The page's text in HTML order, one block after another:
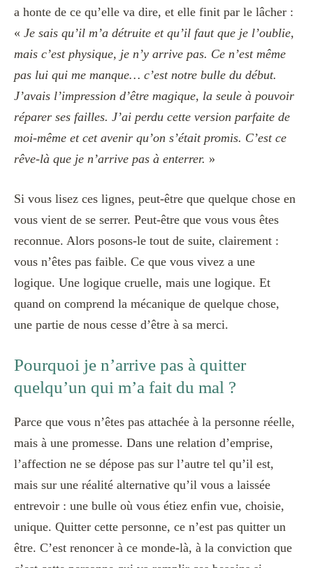
a honte de ce qu’elle va dire, et elle finit par le lâcher :
« Je sais qu’il m’a détruite et qu’il faut que je l’oublie,
mais c’est physique, je n’y arrive pas. Ce n’est même
pas lui qui me manque… c’est notre bulle du début.
J’avais l’impression d’être magique, la seule à pouvoir
réparer ses failles. J’ai perdu cette version parfaite de
moi-même et cet avenir qu’on s’était promis. C’est ce
rêve-là que je n’arrive pas à enterrer. »
Si vous lisez ces lignes, peut-être que quelque chose en
vous vient de se serrer. Peut-être que vous vous êtes
reconnue. Alors posons-le tout de suite, clairement :
vous n’êtes pas faible. Ce que vous vivez a une
logique. Une logique cruelle, mais une logique. Et
quand on comprend la mécanique de quelque chose,
une partie de nous cesse d’être à sa merci.
Pourquoi je n’arrive pas à quitter
quelqu’un qui m’a fait du mal ?
Parce que vous n’êtes pas attachée à la personne réelle,
mais à une promesse. Dans une relation d’emprise,
l’affection ne se dépose pas sur l’autre tel qu’il est,
mais sur une réalité alternative qu’il vous a laissée
entrevoir : une bulle où vous étiez enfin vue, choisie,
unique. Quitter cette personne, ce n’est pas quitter un
être. C’est renoncer à ce monde-là, à la conviction que